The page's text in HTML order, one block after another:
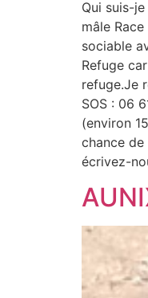
Qui suis-
mâle
sociable
Refuge
refuge.Je
SOS : 06
(environ
chance de
écrivez-